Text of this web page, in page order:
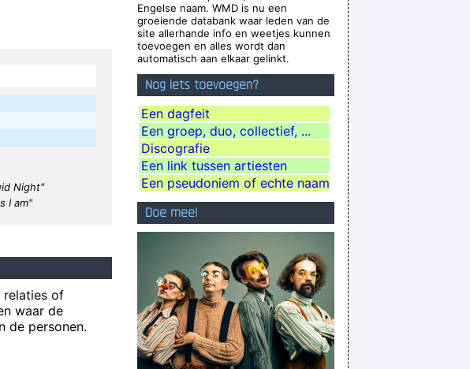
Paul Weller
I just do what I do. I like to make music~ Neil Young
in the Beatles, I'd be a good George Harrison. ~ Noel Gallagher
I think I am a child. Everything blows my mind.
The Difference Between What I Do And What A Lot Of Guitar
Heroes Do~ The Edge
much too late to do anything about rock & roll now ...~ Jerry Garcia
I love seeing the fans of the music that I make~ Gavin Rossdale
side of the moon really Matter of fact it´ s all dark~ Pink Floyd
'rock´n´roll' or they won´t even let you in the hotel.~ Buddy Holly
Night"
I am"
relaties of
waar de
de personen.
Engelse naam. WMD is nu een
groeiende databank waar leden van de
site allerhande info en weetjes kunnen
toevoegen en alles wordt dan
automatisch aan elkaar gelinkt.
Nog iets toevoegen?
Een dagfeit
Een groep, duo, collectief, ...
Discografie
Een link tussen artiesten
Een pseudoniem of echte naam
Doe mee!